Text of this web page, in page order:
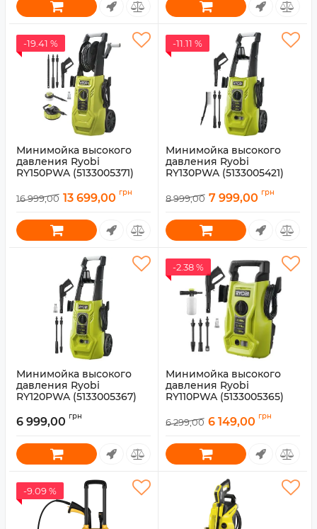
-19.41 %
Минимойка высокого
давления Ryobi
RY150PWA (5133005371)
16 999,00 13 699,00 грн
-11.11 %
Минимойка высокого
давления Ryobi
RY130PWA (5133005421)
8 999,00 7 999,00 грн
Минимойка высокого
давления Ryobi
RY120PWA (5133005367)
6 999,00 грн
-2.38 %
Минимойка высокого
давления Ryobi
RY110PWA (5133005365)
6 299,00 6 149,00 грн
-9.09 %